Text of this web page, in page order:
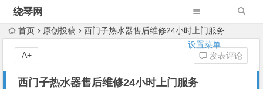
绕琴网
设置菜单
首页 原创投稿 西门子热水器售后维修24小时上门服务
西门子热水器售后维修24小时上门服务
发表评论
A+